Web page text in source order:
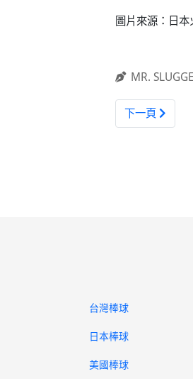
圖片來源：日
MR.
下一篇文章:
下一頁
台灣棒球
日本棒球
美國棒球